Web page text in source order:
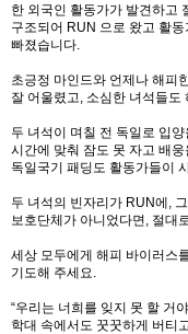
한 외국인 활동가가 발견하고
구조되어 RUN 으로 왔고 활
빠졌습니다.
초긍정 마인드와 언제나 해피
잘 어울렸고, 소심한 녀석들도
두 녀석이 며칠 전 독일로 입
시간에 맞춰 잠도 못 자고 배
독일국기 패딩도 활동가들이
두 녀석의 빈자리가 RUN에,
보호단체가 아니었다면, 절대
세상 모두에게 해피 바이러스
기도해 주세요.
“우리는 너희를 잊지 못 할 거
학대 속에서도 꿋꿋하게 버티